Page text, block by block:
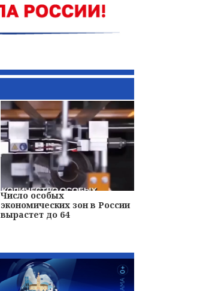
Число особых
экономических зон в России
вырастет до 64